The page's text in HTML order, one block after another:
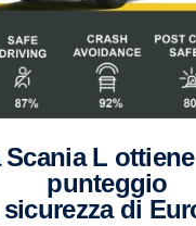
punteggio
di